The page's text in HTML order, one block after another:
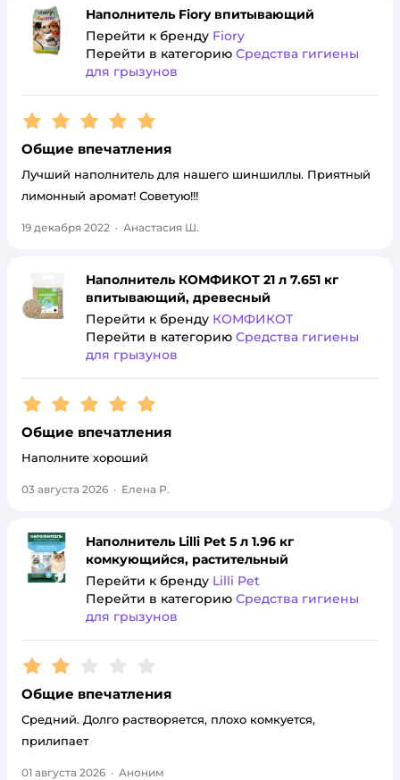
Наполнитель Fiory впитывающий
Перейти к бренду Fiory
Перейти в категорию Средства гигиены
для грызунов
Рейтинг:5
Общие впечатления
Лучший наполнитель для нашего шиншиллы. Приятный
лимонный аромат! Советую!!!
19 декабря 2022 · Анастасия Ш.
Наполнитель КОМФИКОТ 21 л 7.651 кг
впитывающий, древесный
Перейти к бренду КОМФИКОТ
Перейти в категорию Средства гигиены
для грызунов
Рейтинг:5
Общие впечатления
Наполните хороший
03 августа 2026 · Елена Р.
Наполнитель Lilli Pet 5 л 1.96 кг
комкующийся, растительный
Перейти к бренду Lilli Pet
Перейти в категорию Средства гигиены
для грызунов
Рейтинг:2
Общие впечатления
Средний. Долго растворяется, плохо комкуется,
прилипает
01 августа 2026 · Аноним